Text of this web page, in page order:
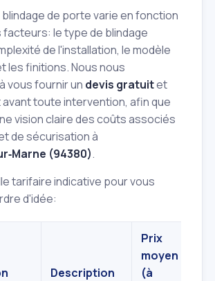
de porte varie en fonction
facteurs: le type de blindage
de l'installation, le modèle
les finitions. Nous nous
vous fournir un devis gratuitet
toute intervention, afin que
vision claire des coûts associés
de sécurisation à
(94380).
tarifaire indicative pour vous
d'idée:
Description
Prix
moyen
(à